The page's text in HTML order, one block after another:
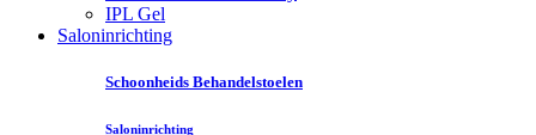
IPL Gel
Saloninrichting
Schoonheids Behandelstoelen
Saloninrichting